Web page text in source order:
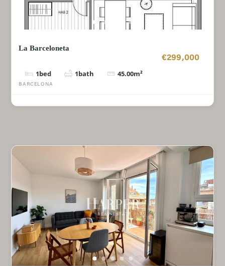
La Barceloneta
€299,000
1bed 1bath 45.00m²
BARCELONA